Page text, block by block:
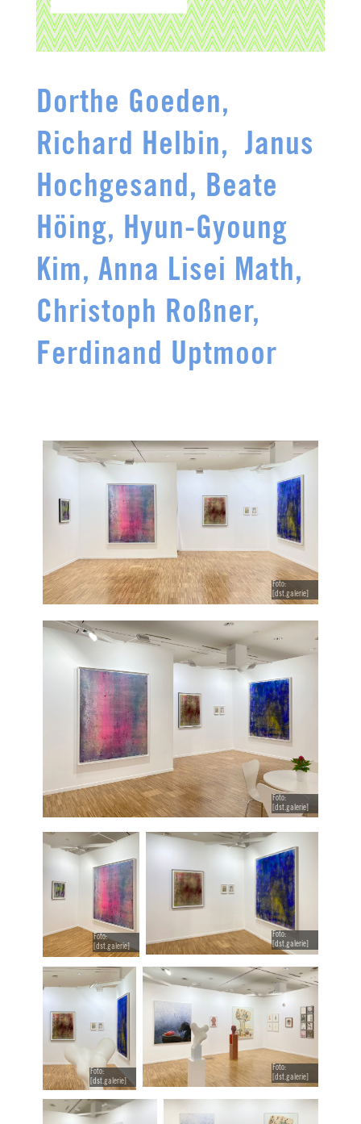
Dorthe Goeden,
Richard Helbin, Janus
Hochgesand, Beate
Höing, Hyun-Gyoung
Kim, Anna Lisei Math,
Christoph Roßner,
Ferdinand Uptmoor
Foto:
[dst.galerie]
Foto:
[dst.galerie]
Foto:
[dst.galerie]
Foto:
[dst.galerie]
Foto:
[dst.galerie]
Foto:
[dst.galerie]